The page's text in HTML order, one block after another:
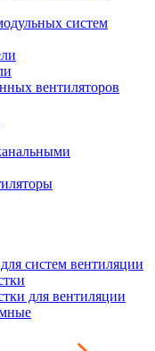
систем
вентиляторов
систем вентиляции
для вентиляции